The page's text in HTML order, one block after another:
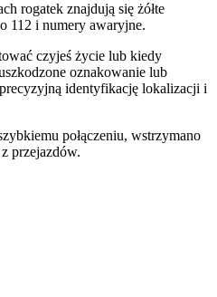
rogatek znajdują się żółte
112 i numery awaryjne.
czyjeś życie lub kiedy
oznakowanie lub
identyfikację lokalizacji i
połączeniu, wstrzymano
przejazdów.